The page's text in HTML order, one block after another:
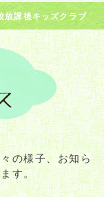
放課後キッズクラブ
の様子、お知ら
す。